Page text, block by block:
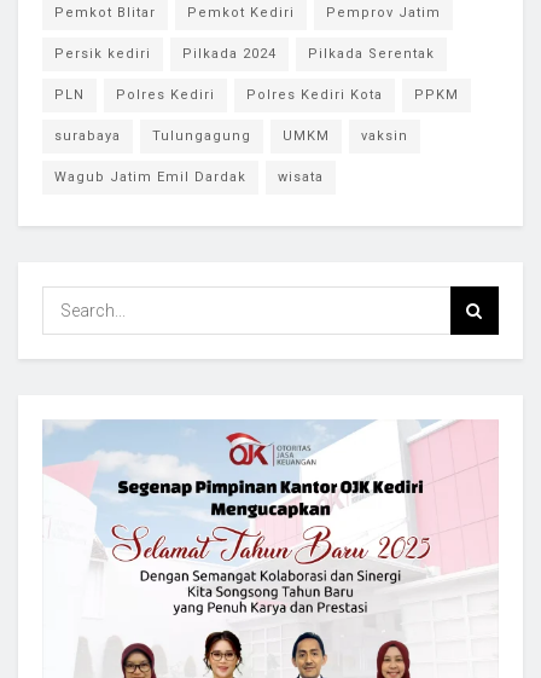
Pemkot Blitar Pemkot Kediri Pemprov Jatim
Persik kediri Pilkada 2024 Pilkada Serentak
PLN Polres Kediri Polres Kediri Kota PPKM
surabaya Tulungagung UMKM vaksin
Wagub Jatim Emil Dardak wisata